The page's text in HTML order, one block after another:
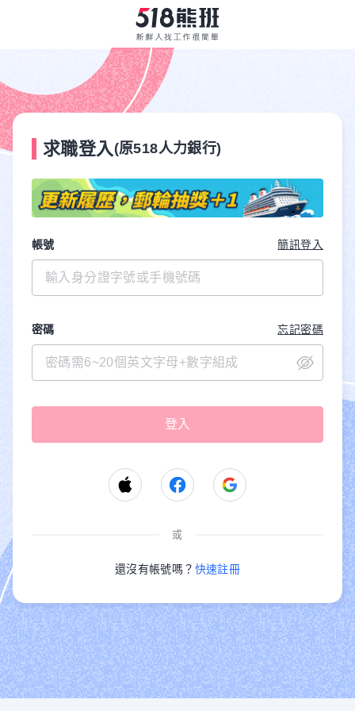
求職登入 (原518人力銀行)
帳號 簡訊登入
密碼 忘記密碼
或
還沒有帳號嗎？ 快速註冊